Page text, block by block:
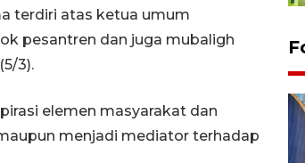
terdiri atas ketua umum
pesantren dan juga mubaligh
3).
elemen masyarakat dan
menjadi mediator terhadap